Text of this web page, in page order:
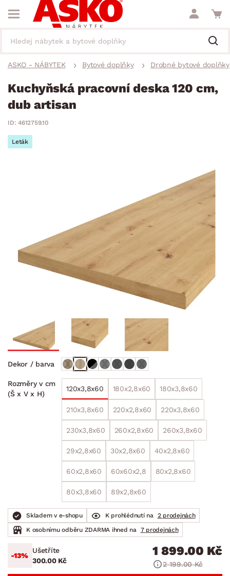
ASKO - NÁBYTEK Bytové doplňky Drobné bytové doplňky
Kuchyňská pracovní deska 120 cm,
dub artisan
ID: 4612759.10
Leták
Dekor / barva
Rozměry v cm
(Š x V x H)
120x3,8x60 180x2,8x60 180x3,8x60
210x3,8x60 220x2,8x60 220x3,8x60
230x3,8x60 260x2,8x60 260x3,8x60
29x2,8x60 30x2,8x60 40x2,8x60
60x2,8x60 60x60x2,8 80x2,8x60
80x3,8x60 89x2,8x60
Skladem v e-shopu K prohlédnutí na
2 prodejnách
K osobnímu odběru ZDARMA ihned na
7 prodejnách
-13%
Ušetříte
300.00 Kč
1 899.00 Kč
2 199.00 Kč